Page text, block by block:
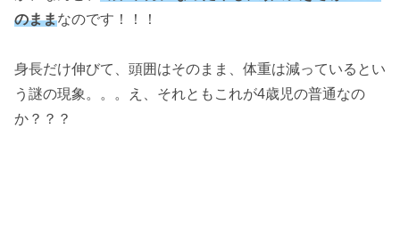
のままなのです！！！
身長だけ伸びて、頭囲はそのまま、体重は減っているとい
う謎の現象。。。え、それともこれが4歳児の普通なの
か？？？